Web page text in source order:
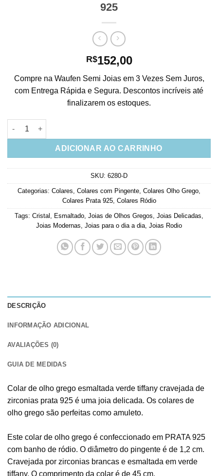
925
R$152,00
Compre na Waufen Semi Joias em 3 Vezes Sem Juros,
com Entrega Rápida e Segura. Descontos incríveis até
finalizarem os estoques.
Colar De Olho Grego Esmaltada Verde Tiffany Cravejada De
ADICIONAR AO CARRINHO
SKU: 6280-D
Categorias: Colares Colares com Pingente Colares Olho Grego
Colares Prata 925, Colares Ródio
Tags: Cristal Esmaltado Joias de Olhos Gregos Joias Delicadas
Joias Modernas Joias para o dia a dia Joias Rodio
DESCRIÇÃO
INFORMAÇÃO ADICIONAL
AVALIAÇÕES (0)
GUIA DE MEDIDAS
Colar de olho grego esmaltada verde tiffany cravejada de
zirconias prata 925 é uma joia delicada. Os colares de
olho grego são perfeitas como amuleto.
Este colar de olho grego é confeccionado em PRATA 925
com banho de ródio. O diâmetro do pingente é de 1,2 cm.
Cravejada por zirconias brancas e esmaltada em verde
tiffany. O comprimento da colar é de 45 cm.